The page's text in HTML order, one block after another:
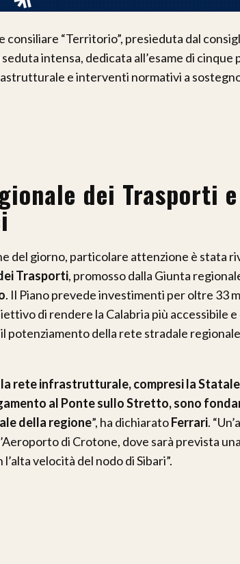
consiliare “Territorio”, presieduta dal
intensa, dedicata all’esame di
e interventi normativi a
dei Trasporti
del giorno, particolare attenzione è stata
Trasporti, promosso dalla Giunta
. Il Piano prevede investimenti per oltre 33
di rendere la Calabria più accessibile
potenziamento della rete stradale
rete infrastrutturale, compresi la Statale
al Ponte sullo Stretto, sono
della regione”, ha dichiaratoFerrari.
di Crotone, dove sarà prevista
velocità del nodo di Sibari”.